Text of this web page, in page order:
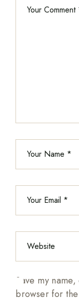
Save my
browser for